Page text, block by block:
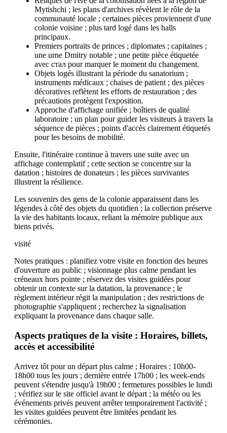
Mytishchi ; les plans d'archives révèlent le rôle de la
communauté locale ; certaines pièces proviennent d'une
colonie voisine ; plus tard logé dans les halls
principaux.
Premiers portraits de princes ; diplomates ; capitaines ;
une urne Dmitry notable ; une petite pièce étiquetée
avec стал pour marquer le moment du changement.
Objets logés illustrant la période du sanatorium ;
instruments médicaux ; chaises de patient ; des pièces
décoratives reflètent les efforts de restauration ; des
précautions protègent l'exposition.
Approche d'affichage unifiée ; boîtiers de qualité
laboratoire ; un plan pour guider les visiteurs à travers la
séquence de pièces ; points d'accès clairement étiquetés
pour les besoins de mobilité.
Ensuite, l'itinéraire continue à travers une suite avec un
affichage contemplatif ; cette section se concentre sur la
datation ; histoires de donateurs ; les pièces survivantes
illustrent la résilience.
Les souvenirs des gens de la colonie apparaissent dans les
légendes à côté des objets du quotidien ; la collection préserve
la vie des habitants locaux, reliant la mémoire publique aux
biens privés.
visité
Notes pratiques : planifiez votre visite en fonction des heures
d'ouverture au public ; visionnage plus calme pendant les
créneaux hors pointe ; réservez des visites guidées pour
obtenir un contexte sur la datation, la provenance ; le
règlement intérieur régit la manipulation ; des restrictions de
photographie s'appliquent ; recherchez la signalisation
expliquant la provenance dans chaque salle.
Aspects pratiques de la visite : Horaires, billets,
accès et accessibilité
Arrivez tôt pour un départ plus calme ; Horaires : 10h00-
18h00 tous les jours ; dernière entrée 17h00 ; les week-ends
peuvent s'étendre jusqu'à 19h00 ; fermetures possibles le lundi
; vérifiez sur le site officiel avant le départ ; la météo ou les
événements privés peuvent arrêter temporairement l'activité ;
les visites guidées peuvent être limitées pendant les
cérémonies.